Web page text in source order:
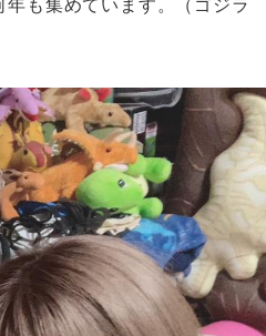
も集めています。（ゴジラ